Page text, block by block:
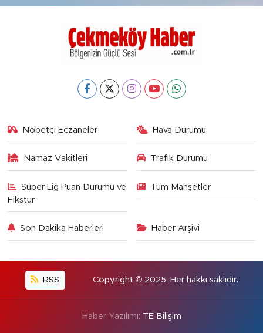
Nöbetçi Eczaneler Hava Durumu
Namaz Vakitleri Trafik Durumu
Süper Lig Puan Durumu ve
Fikstür
Tüm Manşetler
Son Dakika Haberleri Haber Arşivi
RSS Copyright © 2025. Her hakkı saklıdır.
Haber Yazılımı: TE Bilişim